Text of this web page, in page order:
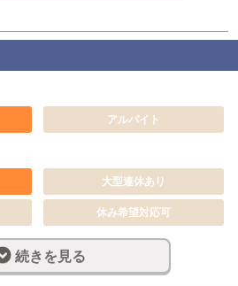
アルバイト
大型連休あり
休み希望対応可
週休2日制
フルタイム
続きを見る